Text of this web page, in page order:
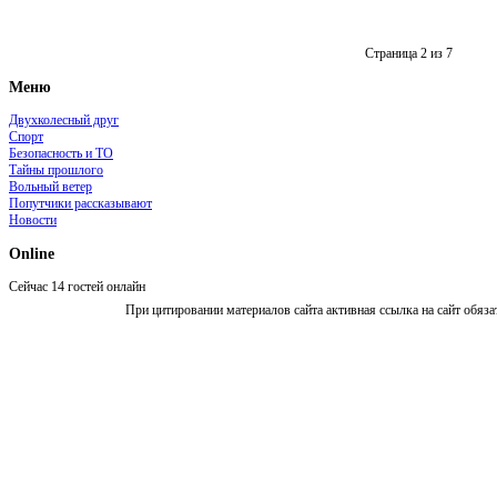
Страница 2 из 7
Меню
Двухколесный друг
Спорт
Безопасность и ТО
Тайны прошлого
Вольный ветер
Попутчики рассказывают
Новости
Online
Сейчас 14 гостей онлайн
При цитировании материалов сайта активная ссылка на сайт